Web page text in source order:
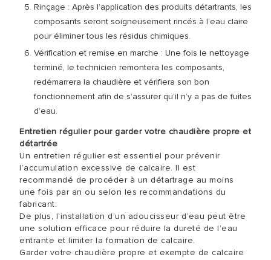
Rinçage : Après l’application des produits détartrants, les
composants seront soigneusement rincés à l’eau claire
pour éliminer tous les résidus chimiques.
Vérification et remise en marche : Une fois le nettoyage
terminé, le technicien remontera les composants,
redémarrera la chaudière et vérifiera son bon
fonctionnement afin de s’assurer qu’il n’y a pas de fuites
d’eau.
Entretien régulier pour garder votre chaudière propre et
détartrée
Un entretien régulier est essentiel pour prévenir
l’accumulation excessive de calcaire. Il est
recommandé de procéder à un détartrage au moins
une fois par an ou selon les recommandations du
fabricant.
De plus, l’installation d’un adoucisseur d’eau peut être
une solution efficace pour réduire la dureté de l’eau
entrante et limiter la formation de calcaire.
Garder votre chaudière propre et exempte de calcaire